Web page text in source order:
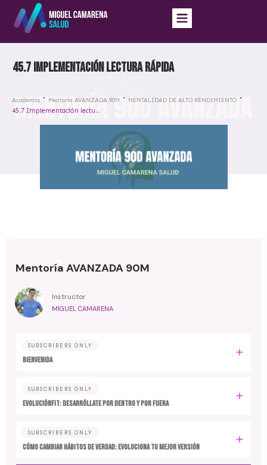
45.7 Implementación lectura rápida
Academia Mentoría AVANZADA 90M MENTALIDAD DE ALTO RENDIMIENTO
45.7 Implementación lectura rápida
Mentoría AVANZADA 90M
Instructor
MIGUEL CAMARENA
SUBSCRIBERS ONLY
BIENVENIDA
SUBSCRIBERS ONLY
EvoluciónFit: desarróllate por dentro y por fuera
SUBSCRIBERS ONLY
Cómo cambiar hábitos de verdad: evoluciona tu mejor versión